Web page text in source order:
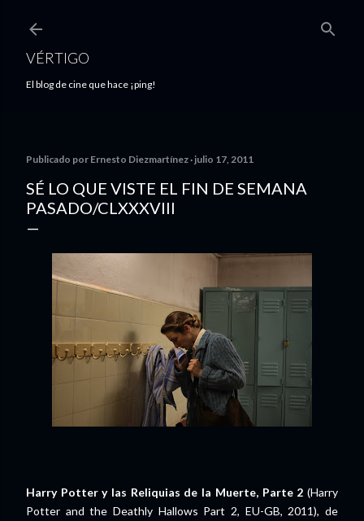
VÉRTIGO
El blog de cine que hace ¡ping!
Publicado por Ernesto Diezmartínez julio 17, 2011
SÉ LO QUE VISTE EL FIN DE SEMANA
PASADO/CLXXXVIII
Harry Potter y las Reliquias de la Muerte, Parte 2 (Harry
Potter and the Deathly Hallows Part 2, EU-GB, 2011), de